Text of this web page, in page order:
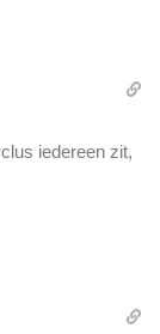
iedereen zit,